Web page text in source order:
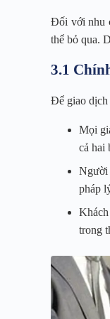
Đối với nhu
thể bỏ qua.
3.1
Để giao dịch
Mọi
cả hai
Người
pháp
trong